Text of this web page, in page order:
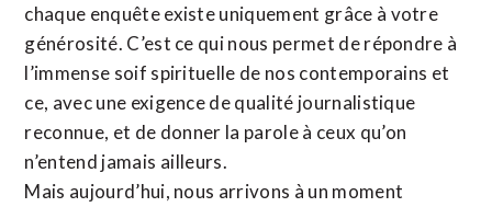
chaque enquête existe uniquement grâce à votre
générosité. C’est ce qui nous permet de répondre à
l’immense soif spirituelle de nos contemporains et
ce, avec une exigence de qualité journalistique
reconnue, et de donner la parole à ceux qu’on
n’entend jamais ailleurs.
Mais aujourd’hui, nous arrivons à un moment